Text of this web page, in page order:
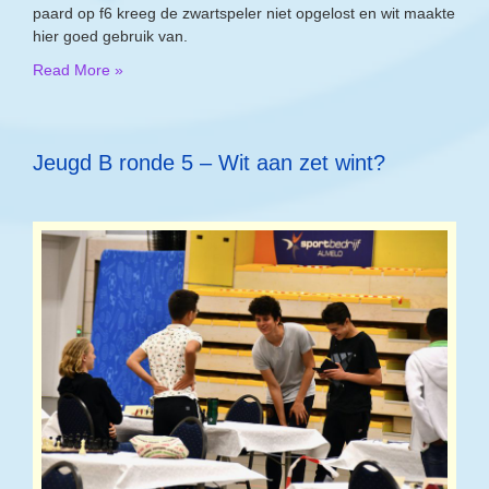
paard op f6 kreeg de zwartspeler niet opgelost en wit maakte
hier goed gebruik van.
Read More »
Jeugd B ronde 5 – Wit aan zet wint?